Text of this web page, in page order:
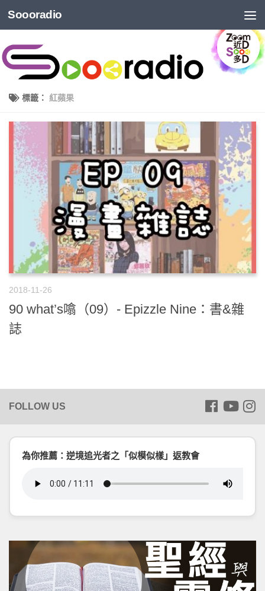
Soooradio
標籤： 紅蘋果
2018-11-26
90 what’s噏（09）- Epizzle Nine：書&雜
誌
為你推薦：逆境追光者之「似模似樣」返教會